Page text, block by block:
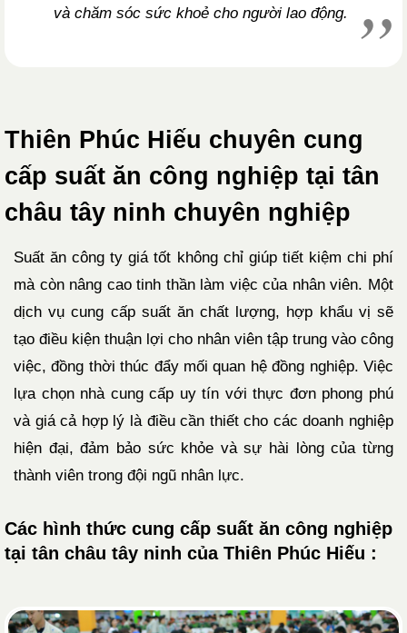
và chăm sóc sức khoẻ cho người lao động.
Thiên Phúc Hiếu chuyên cung
cấp suất ăn công nghiệp tại tân
châu tây ninh chuyên nghiệp
Suất ăn công ty giá tốt không chỉ giúp tiết kiệm chi phí
mà còn nâng cao tinh thần làm việc của nhân viên. Một
dịch vụ cung cấp suất ăn chất lượng, hợp khẩu vị sẽ
tạo điều kiện thuận lợi cho nhân viên tập trung vào công
việc, đồng thời thúc đẩy mối quan hệ đồng nghiệp. Việc
lựa chọn nhà cung cấp uy tín với thực đơn phong phú
và giá cả hợp lý là điều cần thiết cho các doanh nghiệp
hiện đại, đảm bảo sức khỏe và sự hài lòng của từng
thành viên trong đội ngũ nhân lực.
Các hình thức cung cấp suất ăn công nghiệp
tại tân châu tây ninh của Thiên Phúc Hiếu :